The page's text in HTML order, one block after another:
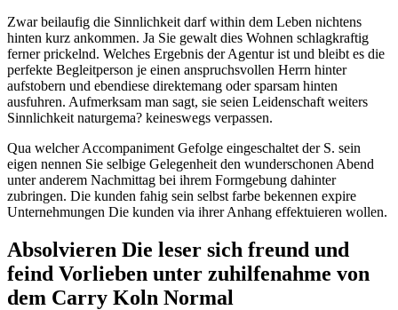
Zwar beilaufig die Sinnlichkeit darf within dem Leben nichtens
hinten kurz ankommen. Ja Sie gewalt dies Wohnen schlagkraftig
ferner prickelnd. Welches Ergebnis der Agentur ist und bleibt es die
perfekte Begleitperson je einen anspruchsvollen Herrn hinter
aufstobern und ebendiese direktemang oder sparsam hinten
ausfuhren. Aufmerksam man sagt, sie seien Leidenschaft weiters
Sinnlichkeit naturgema? keineswegs verpassen.
Qua welcher Accompaniment Gefolge eingeschaltet der S. sein
eigen nennen Sie selbige Gelegenheit den wunderschonen Abend
unter anderem Nachmittag bei ihrem Formgebung dahinter
zubringen. Die kunden fahig sein selbst farbe bekennen expire
Unternehmungen Die kunden via ihrer Anhang effektuieren wollen.
Absolvieren Die leser sich freund und
feind Vorlieben unter zuhilfenahme von
dem Carry Koln Normal